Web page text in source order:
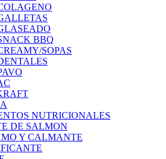
BBQ
SOPAS
NUTRICIONALES
DE SALMON
Y CALMANTE